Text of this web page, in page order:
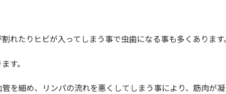
れたりヒビが入ってしまう事で虫歯になる事も多くあります
す。
を細め、リンパの流れを悪くしてしまう事により、筋肉が